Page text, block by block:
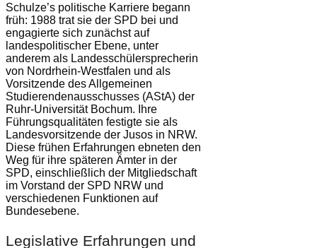
Schulze’s politische Karriere begann
früh: 1988 trat sie der SPD bei und
engagierte sich zunächst auf
landespolitischer Ebene, unter
anderem als Landesschülersprecherin
von Nordrhein-Westfalen und als
Vorsitzende des Allgemeinen
Studierendenausschusses (AStA) der
Ruhr-Universität Bochum. Ihre
Führungsqualitäten festigte sie als
Landesvorsitzende der Jusos in NRW.
Diese frühen Erfahrungen ebneten den
Weg für ihre späteren Ämter in der
SPD, einschließlich der Mitgliedschaft
im Vorstand der SPD NRW und
verschiedenen Funktionen auf
Bundesebene.
Legislative Erfahrungen und